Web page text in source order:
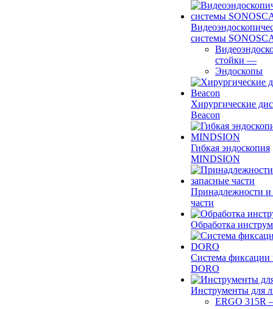
системы
стойки —
Эндоскопы
Хирургические
Beacon
Гибкая эндоскопия
MINDSION
Принадлежности и
части
Обработка
Система фиксации
DORO
Инструменты для
ERGO 315R